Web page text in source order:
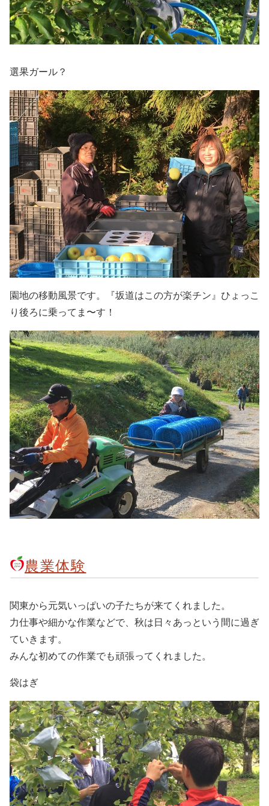
選果ガール？
園地の移動風景です。『坂道はこの方が楽チン』ひょっこ
り後ろに乗ってま〜す！
農業体験
関東から元気いっぱいの子たちが来てくれました。
力仕事や細かな作業などで、秋は日々あっという間に過ぎ
ていきます。
みんな初めての作業でも頑張ってくれました。
袋はぎ